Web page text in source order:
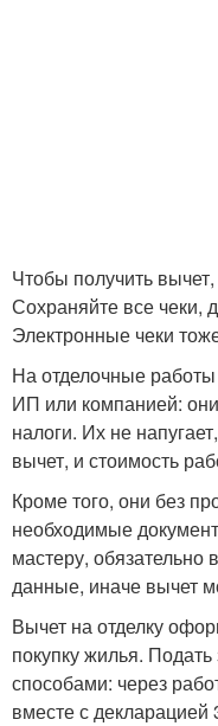
Чтобы получить
Сохраняйте все чеки,
Электронные чеки
На отделочные
ИП или компанией:
налоги. Их не
вычет, и стоимость
Кроме того, они без
необходимые
мастеру, обязательно
данные, иначе вычет
Вычет на отделку
покупку жилья.
способами: через
вместе с